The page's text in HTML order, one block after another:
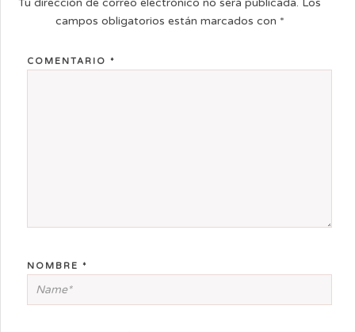
Tu dirección de correo electrónico no será publicada. Los
campos obligatorios están marcados con *
COMENTARIO *
NOMBRE *